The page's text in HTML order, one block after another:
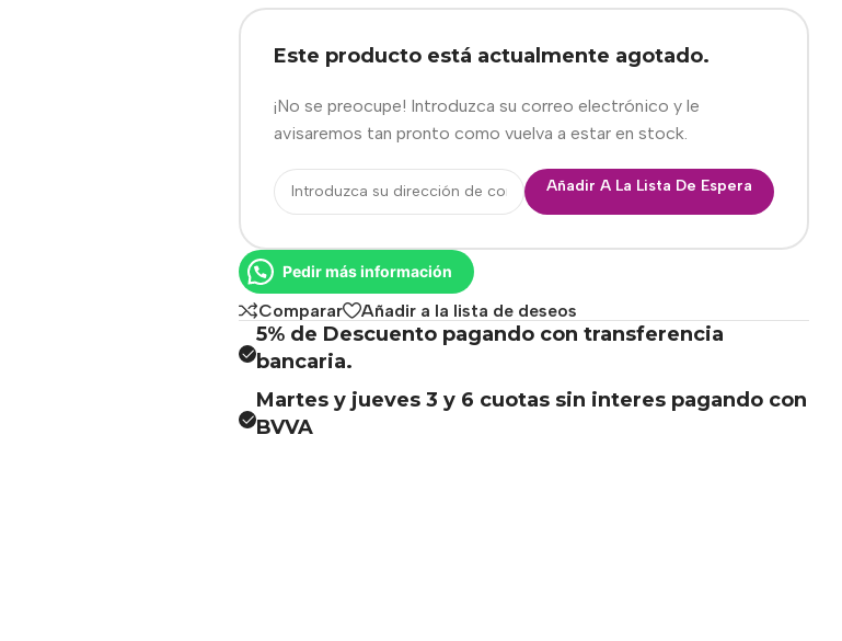
Este producto está actualmente agotado.
¡No se preocupe! Introduzca su correo electrónico y le
avisaremos tan pronto como vuelva a estar en stock.
Añadir A La Lista De Espera
Pedir más información
Comparar Añadir a la lista de deseos
5% de Descuento pagando con transferencia
bancaria.
Martes y jueves 3 y 6 cuotas sin interes pagando con
BVVA